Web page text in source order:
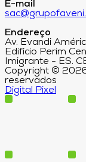
E-mail
Endereço
Av. Evandi
Edifício Perim
Imigrante - ES.
Copyright ©
reservados
Digital Pixel